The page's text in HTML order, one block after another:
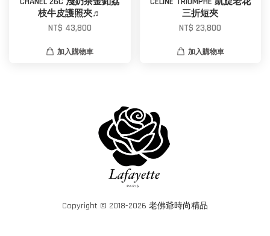
枝牛皮護照夾♬
NT$ 43,800
加入購物車
三折短夾
NT$ 23,800
加入購物車
Copyright © 2018-2026 老佛爺時尚精品